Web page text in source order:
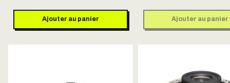
Ajouter au panier Ajouter au panier